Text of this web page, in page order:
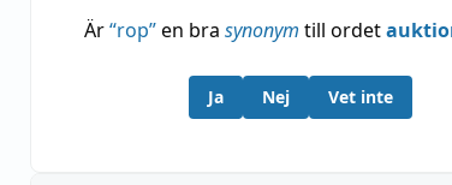
Är“rop”en bra synonym till ordet
Ja Nej Vet inte